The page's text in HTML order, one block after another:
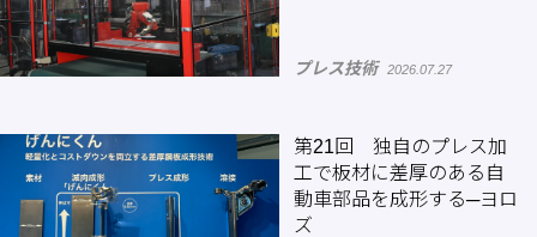
プレス技術 2026.07.27
第21回 独自のプレス加
工で板材に差厚のある自
動車部品を成形する─ヨロ
ズ